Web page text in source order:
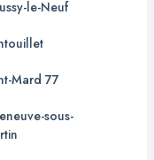
le-Neuf
Mard 77
sous-